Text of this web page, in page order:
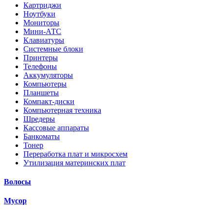
Картриджи
Ноутбуки
Мониторы
Мини-АТС
Клавиатуры
Системные блоки
Принтеры
Телефоны
Аккумуляторы
Компьютеры
Планшеты
Компакт-диски
Компьютерная техника
Шредеры
Кассовые аппараты
Банкоматы
Тонер
Переработка плат и микросхем
Утилизация материнских плат
Волосы
Мусор